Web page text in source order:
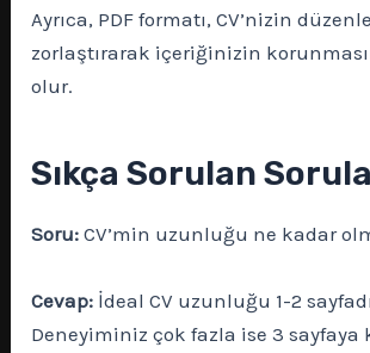
Ayrıca, PDF formatı, CV’nizin
zorlaştırarak içeriğinizin
olur.
Sıkça Sorulan
Soru: CV’min uzunluğu ne kadar
Cevap: İdeal CV uzunluğu 1-2
Deneyiminiz çok fazla ise 3 sayfaya